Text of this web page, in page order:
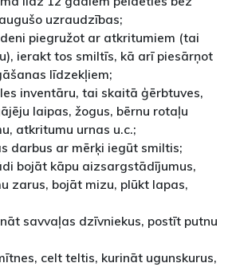
uzraudzības;
piegružot ar atkritumiem (tai
ierakt tos smiltīs, kā arī piesārņot
līdzekļiem;
inventāru, tai skaitā ģērbtuves,
laipas, žogus, bērnu rotaļu
atkritumu urnas u.c.;
darbus ar mērķi iegūt smiltis;
bojāt kāpu aizsargstādījumus,
zarus, bojāt mizu, plūkt lapas,
savvaļas dzīvniekus, postīt putnu
celt teltis, kurināt ugunskurus,